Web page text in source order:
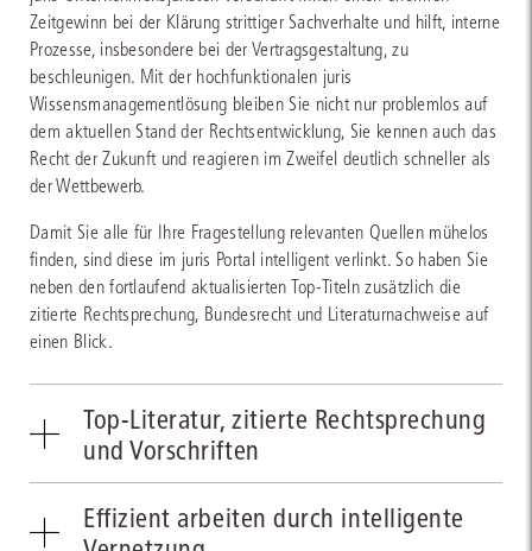
Zeitgewinn bei der Klärung strittiger Sachverhalte und hilft, interne
Prozesse, insbesondere bei der Vertragsgestaltung, zu
beschleunigen. Mit der hochfunktionalen juris
Wissensmanagementlösung bleiben Sie nicht nur problemlos auf
dem aktuellen Stand der Rechtsentwicklung, Sie kennen auch das
Recht der Zukunft und reagieren im Zweifel deutlich schneller als
der Wettbewerb.
Damit Sie alle für Ihre Fragestellung relevanten Quellen mühelos
finden, sind diese im juris Portal intelligent verlinkt. So haben Sie
neben den fortlaufend aktualisierten Top-Titeln zusätzlich die
zitierte Rechtsprechung, Bundesrecht und Literaturnachweise auf
einen Blick.
Top-Literatur, zitierte Rechtsprechung
und Vorschriften
recherchieren Sie alle für Sie relevanten Themengebiete, national
Effizient arbeiten durch intelligente